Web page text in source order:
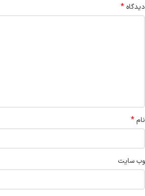
دیدگاه *
نام*
وب‌ سایت